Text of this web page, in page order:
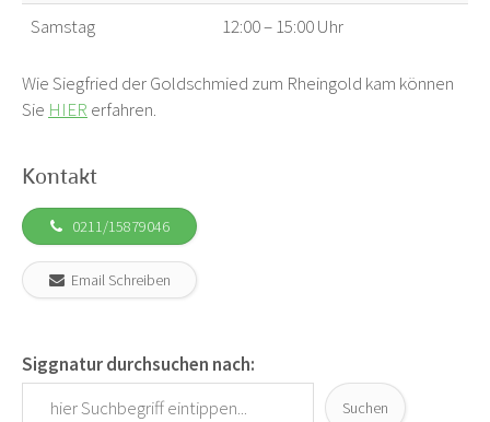
Samstag
12:00 – 15:00 Uhr
Wie Siegfried der Goldschmied zum Rheingold kam können
Sie HIER erfahren.
Kontakt
0211/15879046
Email Schreiben
Siggnatur durchsuchen nach:
Suchen